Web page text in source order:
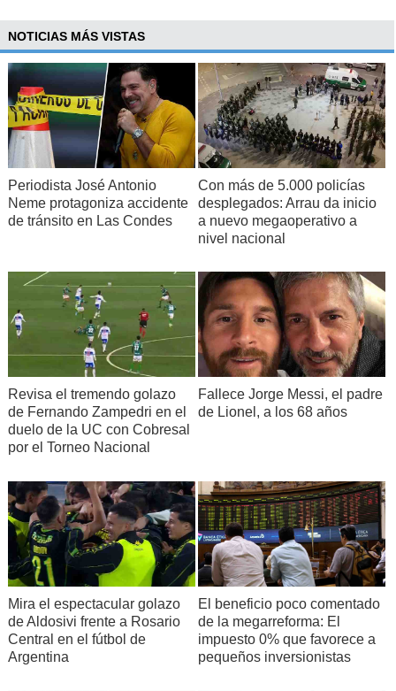
NOTICIAS MÁS VISTAS
Periodista José Antonio
Neme protagoniza accidente
de tránsito en Las Condes
Con más de 5.000 policías
desplegados: Arrau da inicio
a nuevo megaoperativo a
nivel nacional
Revisa el tremendo golazo
de Fernando Zampedri en el
duelo de la UC con Cobresal
por el Torneo Nacional
Fallece Jorge Messi, el padre
de Lionel, a los 68 años
Mira el espectacular golazo
de Aldosivi frente a Rosario
Central en el fútbol de
Argentina
El beneficio poco comentado
de la megarreforma: El
impuesto 0% que favorece a
pequeños inversionistas